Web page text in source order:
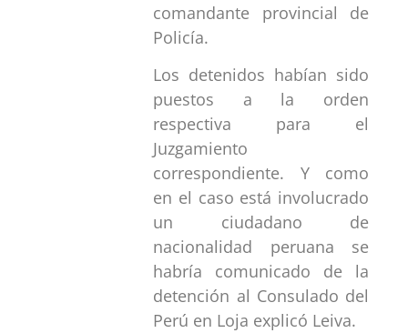
comandante provincial de
Policía.
Los detenidos habían sido
puestos a la orden
respectiva para el
Juzgamiento
correspondiente. Y como
en el caso está involucrado
un ciudadano de
nacionalidad peruana se
habría comunicado de la
detención al Consulado del
Perú en Loja explicó Leiva.